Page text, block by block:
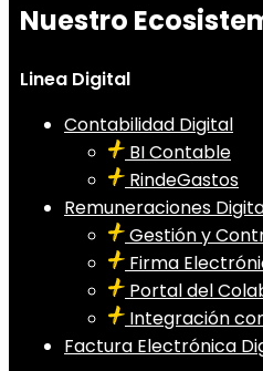
Nuestro
Linea Digital
Contabilidad Digital
BI Contable
RindeGastos
Remuneraciones
Gestión y
Firma
Portal del
Integración
Factura Electrónica